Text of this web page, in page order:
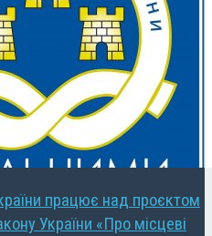
працює над проєктом
України «Про місцеві